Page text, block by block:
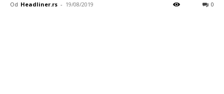
Od Headliner.rs - 19/08/2019 0